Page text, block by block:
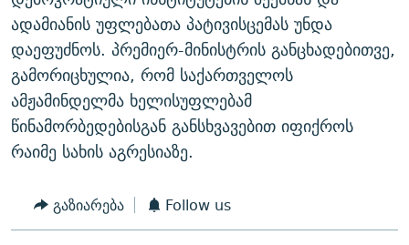
ადამიანის უფლებათა პატივისცემას უნდა
დაეფუძნოს. პრემიერ-მინისტრის განცხადებითვე,
გამორიცხულია, რომ საქართველოს
ამჟამინდელმა ხელისუფლებამ
წინამორბედებისგან განსხვავებით იფიქროს
რაიმე სახის აგრესიაზე.
გაზიარება Follow us